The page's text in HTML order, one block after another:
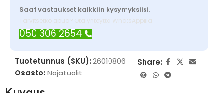
Saat vastaukset kaikkiin kysymyksiisi.
Tarvitsetko apua? Ota yhteyttä WhatsAppilla
050 306 2654
Tuotetunnus (SKU): 26010806
Osasto: Nojatuolit
Share: